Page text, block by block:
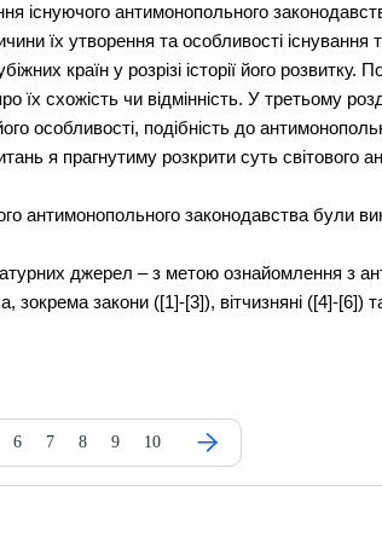
існуючого антимонопольного
їх утворення та особливості
країн у розрізі історії його
їх схожість чи відмінність. У третьому
особливості, подібність до
я прагнутиму розкрити суть світового
антимонопольного законодавства були
джерел – з метою ознайомлення з
зокрема закони ([1]-[3]), вітчизняні ([4]-[6])
6 7 8 9 10